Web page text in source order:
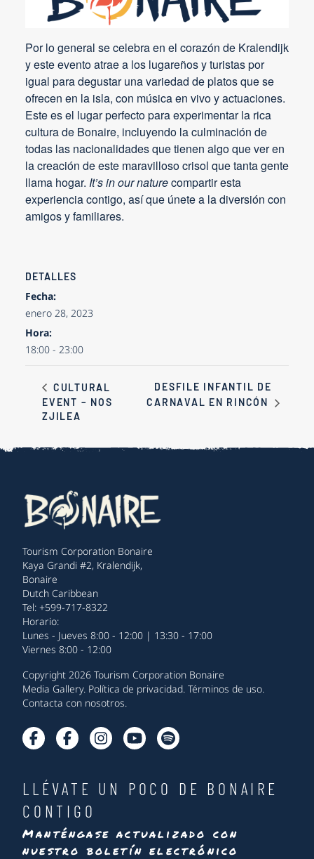
Por lo general se celebra en el corazón de Kralendijk
y este evento atrae a los lugareños y turistas por
igual para degustar una variedad de platos que se
ofrecen en la isla, con música en vivo y actuaciones.
Este es el lugar perfecto para experimentar la rica
cultura de Bonaire, incluyendo la culminación de
todas las nacionalidades que tienen algo que ver en
la creación de este maravilloso crisol que tanta gente
llama hogar. It’s in our naturecompartir esta
experiencia contigo, así que únete a la diversión con
amigos y familiares.
DETALLES
Fecha:
enero 28, 2023
Hora:
18:00 - 23:00
CULTURAL
EVENT – NOS
ZJILEA
DESFILE INFANTIL DE
CARNAVAL EN RINCÓN
Tourism Corporation Bonaire
Kaya Grandi #2, Kralendijk,
Bonaire
Dutch Caribbean
Tel: +599-717-8322
Horario:
Lunes - Jueves 8:00 - 12:00 | 13:30 - 17:00
Viernes 8:00 - 12:00
Copyright 2026 Tourism Corporation Bonaire
Media Gallery. Política de privacidad. Términos de uso.
Contacta con nosotros.
LLÉVATE UN POCO DE BONAIRE
CONTIGO
Manténgase actualizado con
nuestro boletín electrónico